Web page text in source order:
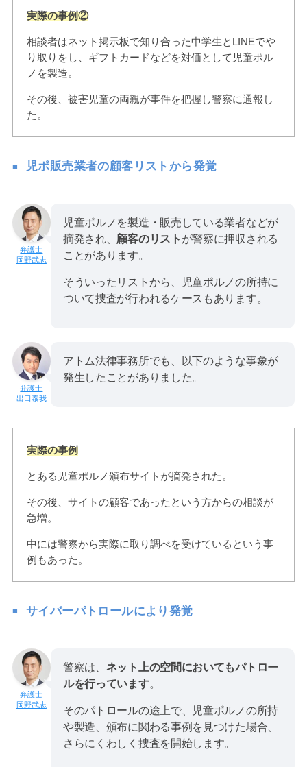
実際の事例②
相談者はネット掲示板で知り合った中学生とLINEでや
り取りをし、ギフトカードなどを対価として児童ポル
ノを製造。
その後、被害児童の両親が事件を把握し警察に通報し
た。
児ポ販売業者の顧客リストから発覚
岡野武志
児童ポルノを製造・販売している業者などが
摘発され、 顧客のリスト が警察に押収される
ことがあります。
そういったリストから、児童ポルノの所持に
ついて捜査が行われるケースもあります。
出口泰我
アトム法律事務所でも、以下のような事象が
発生したことがありました。
実際の事例
とある児童ポルノ頒布サイトが摘発された。
その後、サイトの顧客であったという方からの相談が
急増。
中には警察から実際に取り調べを受けているという事
例もあった。
サイバーパトロールにより発覚
岡野武志
警察は、 ネット上の空間においてもパトロー
ルを行っています。
そのパトロールの途上で、児童ポルノの所持
や製造、頒布に関わる事例を見つけた場合、
さらにくわしく捜査を開始します。